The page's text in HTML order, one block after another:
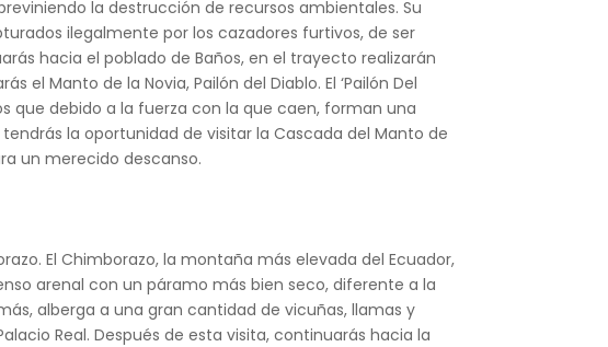
la destrucción de recursos ambientales. Su
ilegalmente por los cazadores furtivos, de ser
hacia el poblado de Baños, en el trayecto realizarán
Manto de la Novia, Pailón del Diablo. El ‘Pailón Del
que debido a la fuerza con la que caen, forman una
la oportunidad de visitar la Cascada del Manto de
un merecido descanso.
El Chimborazo, la montaña más elevada del Ecuador,
arenal con un páramo más bien seco, diferente a la
alberga a una gran cantidad de vicuñas, llamas y
Real. Después de esta visita, continuarás hacia la